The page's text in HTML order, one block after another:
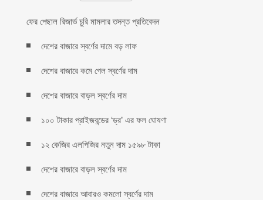
ফের পেছাল রিজার্ভ চুরি মামলার তদন্ত প্রতিবেদন
দেশের বাজারে স্বর্ণের দামে বড় লাফ
দেশের বাজারে কমে গেল স্বর্ণের দাম
দেশের বাজারে বাড়ল স্বর্ণের দাম
১০০ টাকার প্রাইজবন্ডের ‘ড্র’ এর ফল ঘোষণা
১২ কেজির এলপিজির নতুন দাম ১৫৯৮ টাকা
দেশের বাজারে বাড়ল স্বর্ণের দাম
দেশের বাজারে আবারও কমলো স্বর্ণের দাম